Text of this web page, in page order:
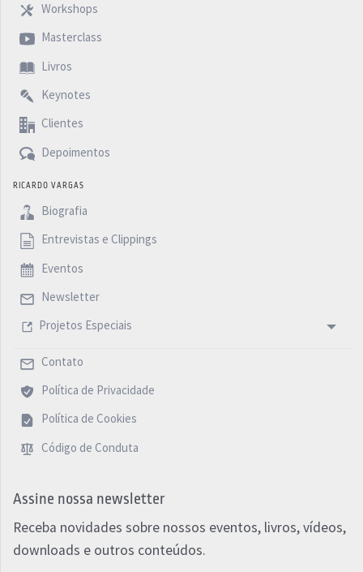
Workshops
Masterclass
Livros
Keynotes
Clientes
Depoimentos
RICARDO VARGAS
Biografia
Entrevistas e Clippings
Eventos
Newsletter
Projetos Especiais
Contato
Política de Privacidade
Política de Cookies
Código de Conduta
Assine nossa newsletter
Receba novidades sobre nossos eventos, livros, vídeos,
downloads e outros conteúdos.